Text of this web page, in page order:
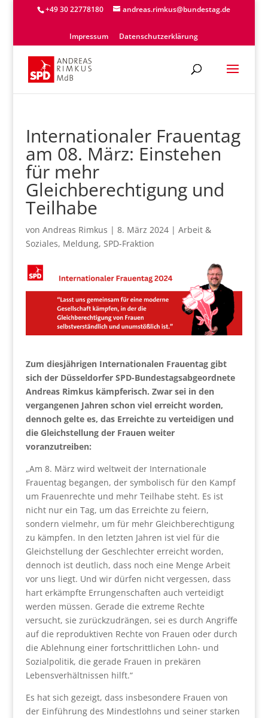
+49 30 22778180 andreas.rimkus@bundestag.de
Impressum Datenschutzerklärung
Internationaler Frauentag
am 08. März: Einstehen
für mehr
Gleichberechtigung und
Teilhabe
von Andreas Rimkus | 8. März 2024| Arbeit &
Soziales, Meldung, SPD-Fraktion
Zum diesjährigen Internationalen Frauentag gibt
sich der Düsseldorfer SPD-Bundestagsabgeordnete
Andreas Rimkus kämpferisch. Zwar sei in den
vergangenen Jahren schon viel erreicht worden,
dennoch gelte es, das Erreichte zu verteidigen und
die Gleichstellung der Frauen weiter
voranzutreiben:
„Am 8. März wird weltweit der Internationale
Frauentag begangen, der symbolisch für den Kampf
um Frauenrechte und mehr Teilhabe steht. Es ist
nicht nur ein Tag, um das Erreichte zu feiern,
sondern vielmehr, um für mehr Gleichberechtigung
zu kämpfen. In den letzten Jahren ist viel für die
Gleichstellung der Geschlechter erreicht worden,
dennoch ist deutlich, dass noch eine Menge Arbeit
vor uns liegt. Und wir dürfen nicht vergessen, dass
hart erkämpfte Errungenschaften auch verteidigt
werden müssen. Gerade die extreme Rechte
versucht, sie zurückzudrängen, sei es durch Angriffe
auf die reproduktiven Rechte von Frauen oder durch
die Ablehnung einer fortschrittlichen Lohn- und
Sozialpolitik, die gerade Frauen in prekären
Lebensverhältnissen hilft.“
Es hat sich gezeigt, dass insbesondere Frauen von
der Einführung des Mindestlohns und seiner starken